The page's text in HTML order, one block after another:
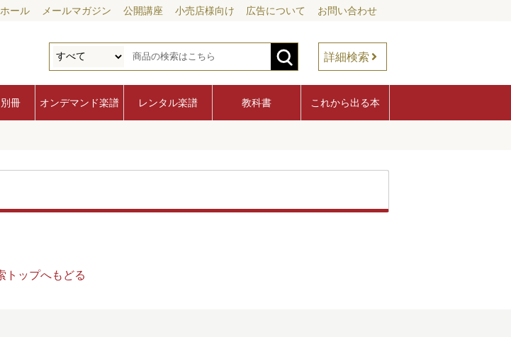
ール メールマガジン 公開講座 小売店様向け 広告について お問い合わせ
詳細検索
冊 オンデマンド楽譜 レンタル楽譜 教科書 これから出る本
トップへもどる